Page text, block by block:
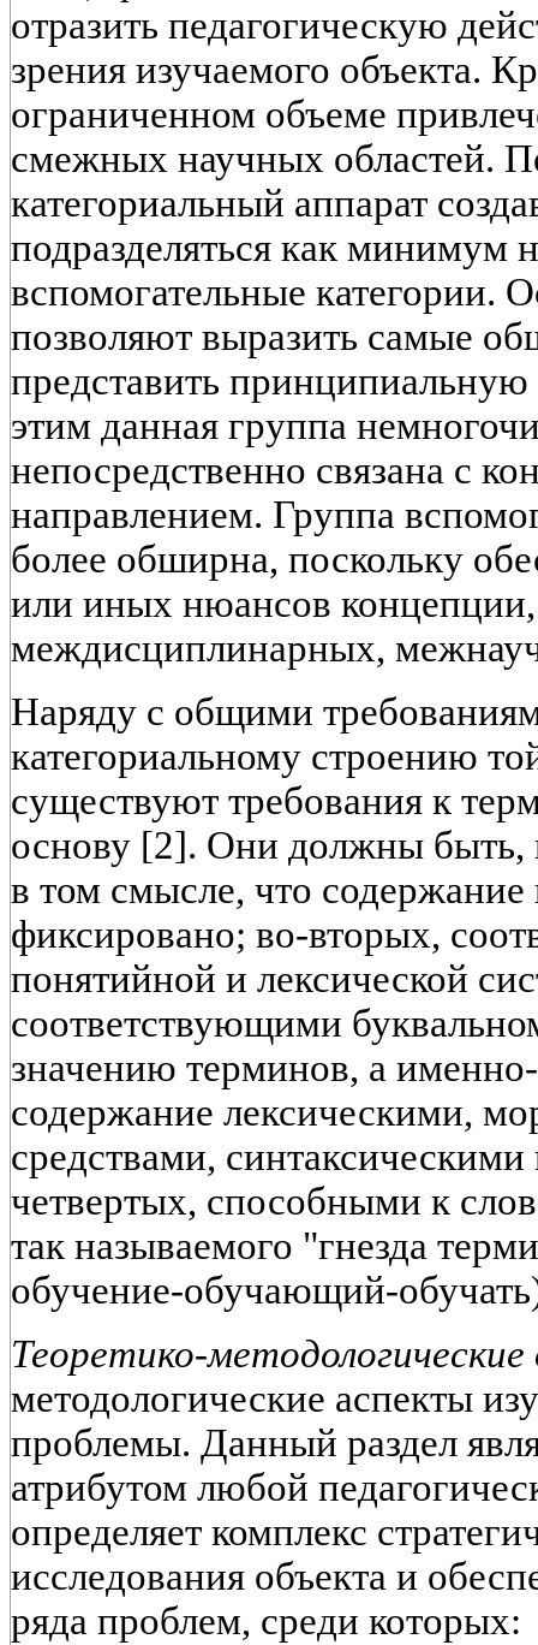
отразить педагогическую
зрения изучаемого объекта.
ограниченном объеме
смежных научных областей.
категориальный аппарат
подразделяться как минимум
вспомогательные категории.
позволяют выразить самые
представить
этим данная группа
непосредственно связана с
направлением. Группа
более обширна, поскольку
или иных нюансов концепции,
междисциплинарных,
Наряду с общими
категориальному строению
существуют требования к
основу [2]. Они должны быть,
в том смысле, что содержание
фиксировано; во-вторых,
понятийной и лексической
соответствующими
значению терминов, а именно-
содержание лексическими,
средствами,
четвертых, способными к
так называемого "гнезда
обучение-обучающий-
Теоретико-методологические
методологические аспекты
проблемы. Данный раздел
атрибутом любой
определяет комплекс
исследования объекта и
ряда проблем, среди которых: